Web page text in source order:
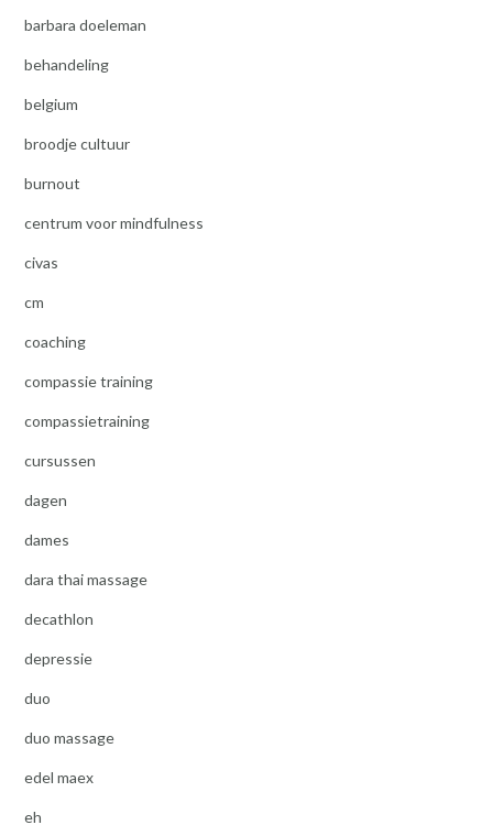
barbara doeleman
behandeling
belgium
broodje cultuur
burnout
centrum voor mindfulness
civas
cm
coaching
compassie training
compassietraining
cursussen
dagen
dames
dara thai massage
decathlon
depressie
duo
duo massage
edel maex
eh